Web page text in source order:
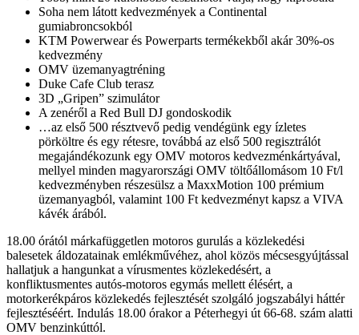
Soha nem látott kedvezmények a Continental
gumiabroncsokból
KTM Powerwear és Powerparts termékekből akár 30%-os
kedvezmény
OMV üzemanyagtréning
Duke Cafe Club terasz
3D „Gripen” szimulátor
A zenéről a Red Bull DJ gondoskodik
…az első 500 résztvevő pedig vendégünk egy ízletes
pörköltre és egy rétesre, továbbá az első 500 regisztrálót
megajándékozunk egy OMV motoros kedvezménkártyával,
mellyel minden magyarországi OMV töltőállomásom 10 Ft/l
kedvezményben részesülsz a MaxxMotion 100 prémium
üzemanyagból, valamint 100 Ft kedvezményt kapsz a VIVA
kávék árából.
18.00 órától márkafüggetlen motoros gurulás a közlekedési
balesetek áldozatainak emlékművéhez, ahol közös mécsesgyújtással
hallatjuk a hangunkat a vírusmentes közlekedésért, a
konfliktusmentes autós-motoros egymás mellett élésért, a
motorkerékpáros közlekedés fejlesztését szolgáló jogszabályi háttér
fejlesztéséért. Indulás 18.00 órakor a Péterhegyi út 66-68. szám alatti
OMV benzinkúttól.